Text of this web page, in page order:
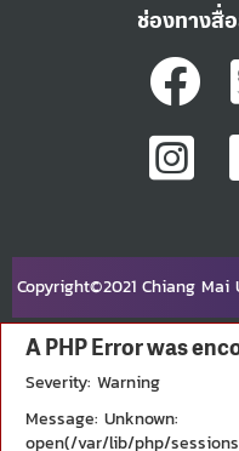
ช่องทางสื่
Copyright©2021 Chiang
A PHP Error was
Severity: Warning
Message: Unknown:
open(/var/lib/php/